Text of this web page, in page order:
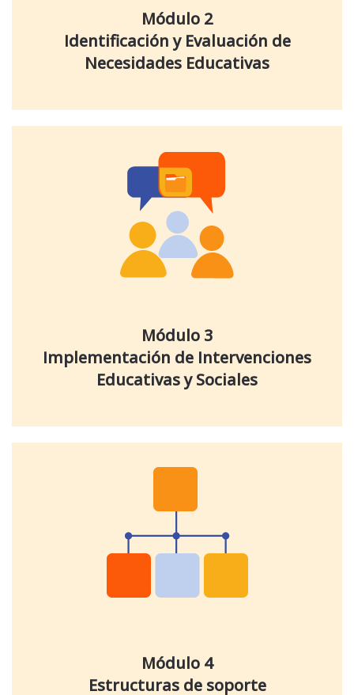
Módulo 2
Identificación y Evaluación de
Necesidades Educativas
Módulo 3
Implementación de Intervenciones
Educativas y Sociales
Módulo 4
Estructuras de soporte